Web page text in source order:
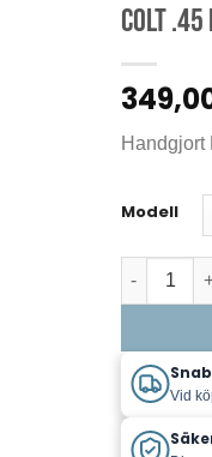
Colt .45
Handgjort
Modell
quantité
Vid